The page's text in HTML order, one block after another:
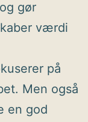
gør
værdi
på
Men også
en god